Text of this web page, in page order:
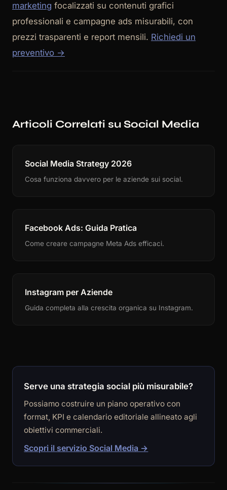
marketing focalizzati su contenuti grafici
professionali e campagne ads misurabili, con
prezzi trasparenti e report mensili. Richiedi un
preventivo →
Articoli Correlati su Social Media
Social Media Strategy 2026
Cosa funziona davvero per le aziende sui social.
Facebook Ads: Guida Pratica
Come creare campagne Meta Ads efficaci.
Instagram per Aziende
Guida completa alla crescita organica su Instagram.
Serve una strategia social più misurabile?
Possiamo costruire un piano operativo con
format, KPI e calendario editoriale allineato agli
obiettivi commerciali.
Scopri il servizio Social Media →